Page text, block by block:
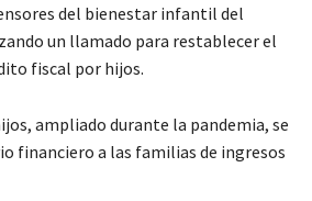
del bienestar infantil del
un llamado para restablecer el
fiscal por hijos.
ampliado durante la pandemia, se
financiero a las familias de ingresos